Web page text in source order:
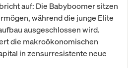
auf: Die Babyboomer sitzen
während die junge Elite
ausgeschlossen wird.
die makroökonomischen
in zensurresistente neue